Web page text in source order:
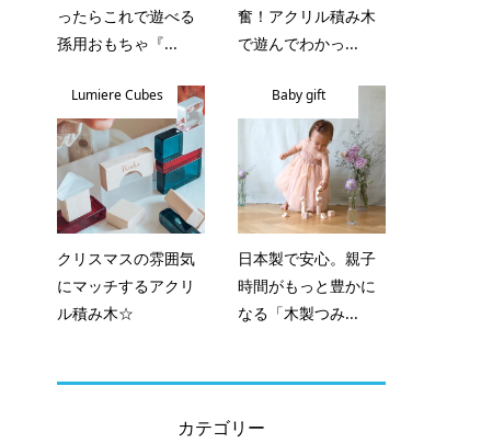
ったらこれで遊べる
孫用おもちゃ『...
奮！アクリル積み木
で遊んでわかっ...
Lumiere Cubes
クリスマスの雰囲気
にマッチするアクリ
ル積み木☆
Baby gift
日本製で安心。親子
時間がもっと豊かに
なる「木製つみ...
カテゴリー